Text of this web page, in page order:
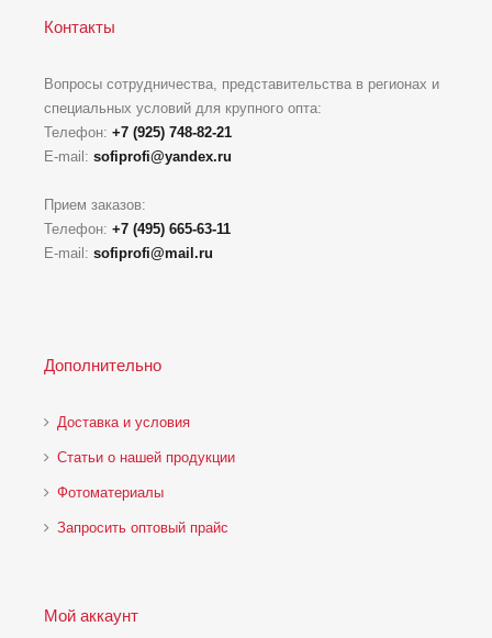
Контакты
Вопросы сотрудничества, представительства в регионах и
специальных условий для крупного опта:
Телефон: +7 (925) 748-82-21
E-mail: sofiprofi@yandex.ru
Прием заказов:
Телефон: +7 (495) 665-63-11
E-mail: sofiprofi@mail.ru
Дополнительно
Доставка и условия
Статьи о нашей продукции
Фотоматериалы
Запросить оптовый прайс
Мой аккаунт